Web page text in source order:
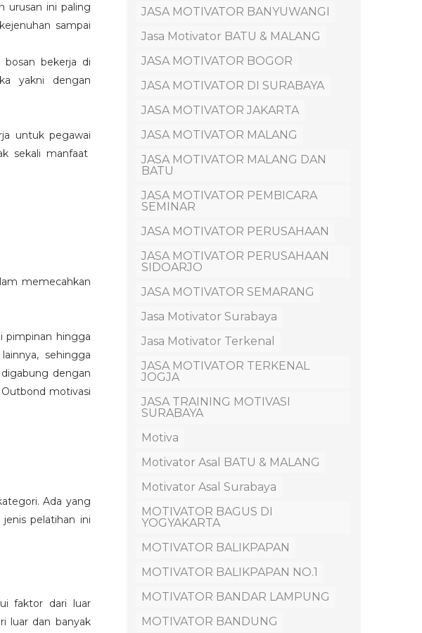
urusan ini paling
sampai
bosan bekerja di
yakni dengan
untuk pegawai
sekali manfaat
memecahkan
pimpinan hingga
sehingga
dengan
motivasi
Ada yang
pelatihan ini
faktor dari luar
luar dan banyak
JASA MOTIVATOR BANYUWANGI
Jasa Motivator BATU & MALANG
JASA MOTIVATOR BOGOR
JASA MOTIVATOR DI SURABAYA
JASA MOTIVATOR JAKARTA
JASA MOTIVATOR MALANG
JASA MOTIVATOR MALANG DAN
BATU
JASA MOTIVATOR PEMBICARA
SEMINAR
JASA MOTIVATOR PERUSAHAAN
JASA MOTIVATOR PERUSAHAAN
SIDOARJO
JASA MOTIVATOR SEMARANG
Jasa Motivator Surabaya
Jasa Motivator Terkenal
JASA MOTIVATOR TERKENAL
JOGJA
JASA TRAINING MOTIVASI
SURABAYA
Motiva
Motivator Asal BATU & MALANG
Motivator Asal Surabaya
MOTIVATOR BAGUS DI
YOGYAKARTA
MOTIVATOR BALIKPAPAN
MOTIVATOR BALIKPAPAN NO.1
MOTIVATOR BANDAR LAMPUNG
MOTIVATOR BANDUNG